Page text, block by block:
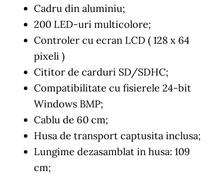
Cadru din aluminiu;
200 LED-uri multicolore;
Controler cu ecran LCD ( 128 x 64
pixeli )
Cititor de carduri SD/SDHC;
Compatibilitate cu fisierele 24-bit
Windows BMP;
Cablu de 60 cm;
Husa de transport captusita inclusa;
Lungime dezasamblat in husa: 109
cm;